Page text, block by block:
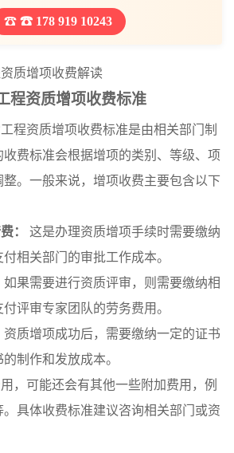
☎ 178 919 10243
质增项收费解读
程资质增项收费标准
程资质增项收费标准是由相关部门制
费标准会根据增项的类别、等级、项
整。一般来说，增项收费主要包含以下
：
这是办理资质增项手续时需要缴纳
相关部门的审批工作成本。
如果需要进行资质评审，则需要缴纳相
评审专家团队的劳务费用。
资质增项成功后，需要缴纳一定的证书
制作和发放成本。
，可能还会有其他一些附加费用，例
具体收费标准建议咨询相关部门或资